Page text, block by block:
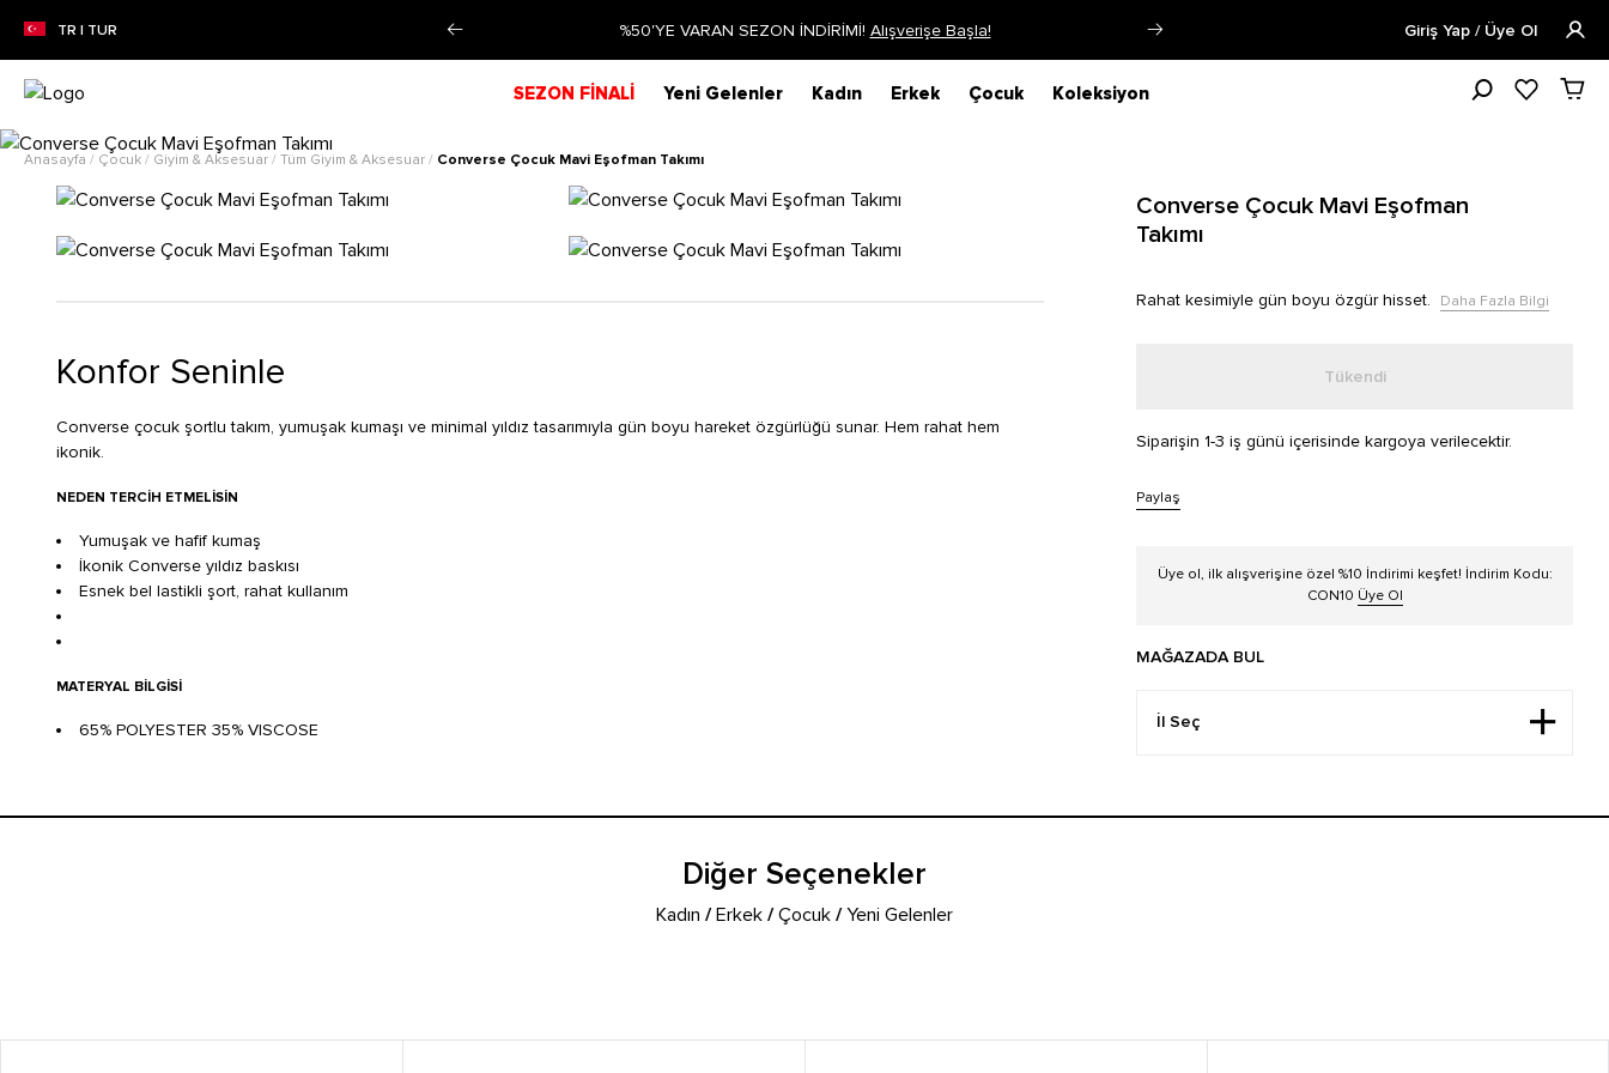
TR | TUR
SEZON İNDİRİMİ! Siparişin 1-3 iş günü içerisinde kargoya verilecektir.Daha Fazla Bilgi Öğrencilere Özel Tüm
Giriş Yap / Üye Ol
SEZON FİNALİ Yeni Gelenler Kadın Erkek Çocuk Koleksiyon
Anasayfa / Çocuk / Giyim & Aksesuar / Tüm Giyim & Aksesuar / Converse Çocuk Mavi Eşofman Takımı
Konfor Seninle
Converse çocuk şortlu takım, yumuşak kumaşı ve minimal yıldız tasarımıyla gün boyu hareket özgürlüğü sunar. Hem rahat hem
ikonik.
NEDEN TERCIH ETMELISIN
Yumuşak ve hafif kumaş
İkonik Converse yıldız baskısı
Esnek bel lastikli şort, rahat kullanım
MATERYAL BILGISI
65% POLYESTER 35% VISCOSE
Converse Çocuk Mavi Eşofman
Takımı
Rahat kesimiyle gün boyu özgür hisset. Daha Fazla Bilgi
Tükendi
Siparişin 1-3 iş günü içerisinde kargoya verilecektir.
Paylaş
Üye ol, ilk alışverişine özel %10 İndirimi keşfet! İndirim Kodu:
CON10 Üye Ol
MAĞAZADA BUL
Diğer Seçenekler
Kadın /Erkek /Çocuk /Yeni Gelenler